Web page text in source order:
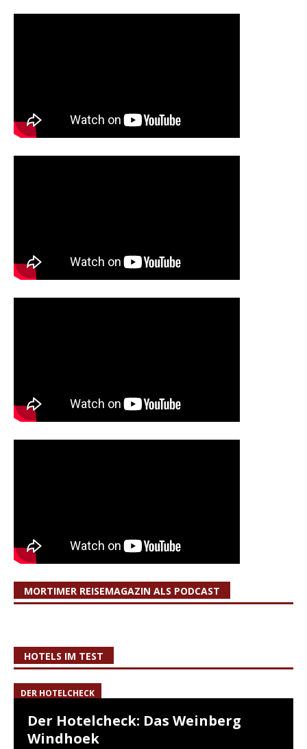
MORTIMER REISEMAGAZIN ALS PODCAST
HOTELS IM TEST
DER HOTELCHECK
Der Hotelcheck: Das Weinberg
Windhoek